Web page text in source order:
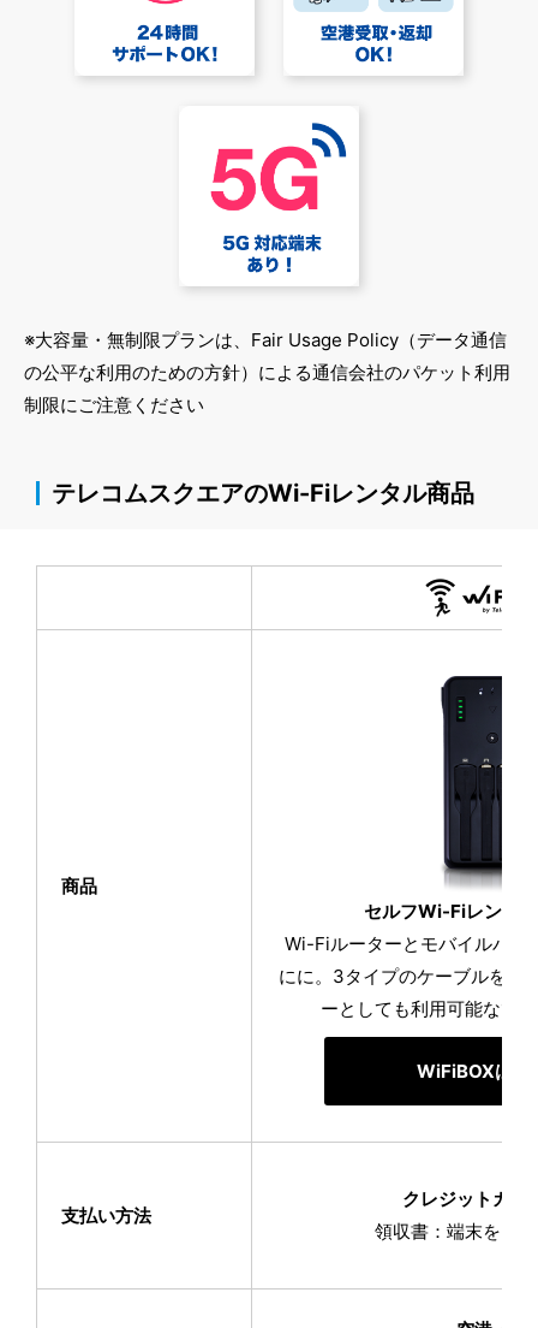
※大容量・無制限プランは、Fair Usage Policy（データ通信
の公平な利用のための方針）による通信会社のパケット利用
制限にご注意ください
テレコムスクエアのWi-Fiレンタル商品
商品
セルフWi-Fiレンタ
Wi-Fiルーターとモバイルバッ
にに。3タイプのケーブルを内
ーとしても利用可能な1台
WiFiBOXはこ
支払い方法
クレジットカー
領収書：端末をお